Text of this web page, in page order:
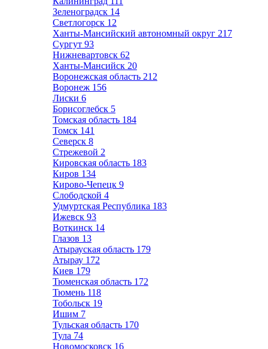
Зеленоградск 14
Светлогорск 12
Ханты-Мансийский автономный округ 217
Сургут 93
Нижневартовск 62
Ханты-Мансийск 20
Воронежская область 212
Воронеж 156
Лиски 6
Борисоглебск 5
Томская область 184
Томск 141
Северск 8
Стрежевой 2
Кировская область 183
Киров 134
Кирово-Чепецк 9
Слободской 4
Удмуртская Республика 183
Ижевск 93
Воткинск 14
Глазов 13
Атырауская область 179
Атырау 172
Киев 179
Тюменская область 172
Тюмень 118
Тобольск 19
Ишим 7
Тульская область 170
Тула 74
Новомосковск 16